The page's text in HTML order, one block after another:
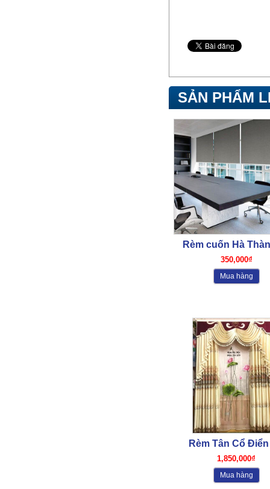
SẢN PHẨM
Rèm cuốn Hà
350,000₫
Mua hàng
Rèm Tân Cổ
Thành 02
1,850,000₫
Mua hàng